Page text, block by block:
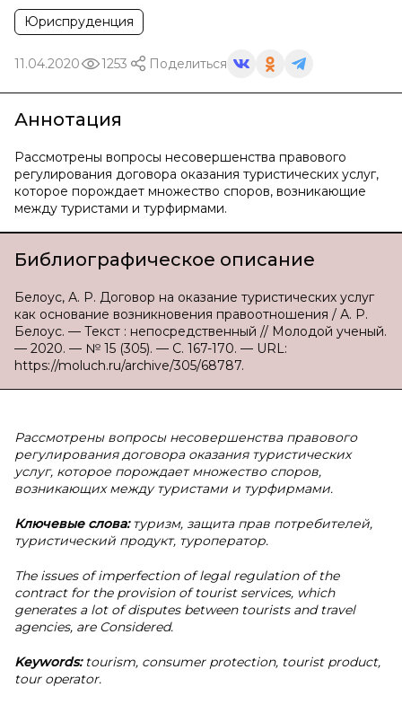
Юриспруденция
11.04.2020 1253 Поделиться
Аннотация
Рассмотрены вопросы несовершенства правового
регулирования договора оказания туристических услуг,
которое порождает множество споров, возникающие
между туристами и турфирмами.
Библиографическое описание
Белоус, А. Р. Договор на оказание туристических услуг
как основание возникновения правоотношения / А. Р.
Белоус. — Текст : непосредственный // Молодой ученый.
— 2020. — № 15 (305). — С. 167-170. — URL:
https://moluch.ru/archive/305/68787.
Рассмотрены вопросы несовершенства правового
регулирования договора оказания туристических
услуг, которое порождает множество споров,
возникающих между туристами и турфирмами.
Ключевые слова:туризм, защита прав потребителей,
туристический продукт, туроператор.
The issues of imperfection of legal regulation of the
contract for the provision of tourist services, which
generates a lot of disputes between tourists and travel
agencies, are Considered.
Keywords:tourism, consumer protection, tourist product,
tour operator.